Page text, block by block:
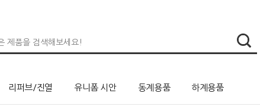
리퍼브/진열 유니폼 시안 동계용품 하계용품